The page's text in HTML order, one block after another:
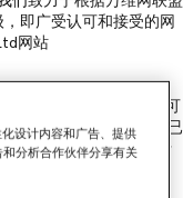
，即广受认可和接受的网
网站
符合WCAG，并为尽可
性能或技术如何。我们已
访问性计划和治理进行
设计内容和广告、提供
分析合作伙伴分享有关